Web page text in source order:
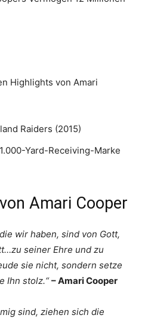
Highlights von Amari
Raiders (2015)
Yard-Receiving-Marke
Amari Cooper
wir haben, sind von Gott,
seiner Ehre und zu
sie nicht, sondern setze
Ihn stolz.“– Amari Cooper
sind, ziehen sich die